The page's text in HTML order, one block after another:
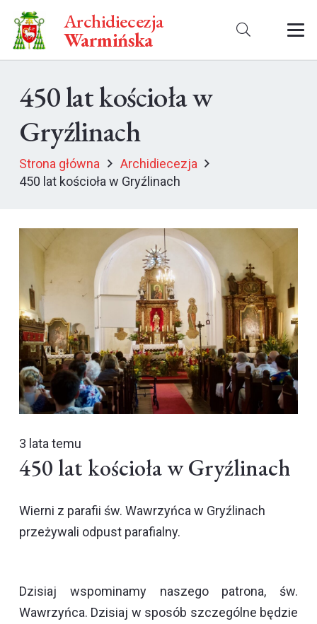
Archidiecezja
Warmińska
450 lat kościoła w
Gryźlinach
Strona główna
Archidiecezja
450 lat kościoła w Gryźlinach
3 lata temu
450 lat kościoła w Gryźlinach
Wierni z parafii św. Wawrzyńca w Gryźlinach
przeżywali odpust parafialny.
Dzisiaj wspominamy naszego patrona, św.
Wawrzyńca. Dzisiaj w sposób szczególne będzie